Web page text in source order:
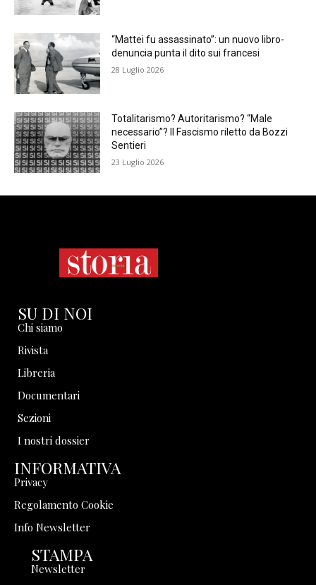
“Mattei fu assassinato”: un nuovo libro-
denuncia punta il dito sui francesi
28 Luglio 2026
Totalitarismo? Autoritarismo? “Male
necessario”? Il Fascismo riletto da Bozzi
Sentieri
23 Luglio 2026
SU DI NOI
Chi siamo
Rivista
Libreria
Documentari
Sezioni
I nostri dossier
INFORMATIVA
Privacy
Regolamento Cookie
Info Newsletter
STAMPA
Newsletter